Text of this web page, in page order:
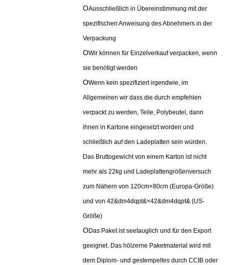
OAusschließlich in Übereinstimmung mit der
spezifischen Anweisung des Abnehmers in der
Verpackung
OWir können für Einzelverkauf verpacken, wenn
sie benötigt werden
OWenn kein spezifiziert irgendwie, im
Allgemeinen wir dass die durch empfehlen
verpackt zu werden, Teile, Polybeutel, dann
ihnen in Kartone eingesetzt worden und
schließlich auf den Ladeplatten sein würden.
Das Bruttogewicht von einem Karton ist nicht
mehr als 22kg und Ladeplattengrößenversuch
zum Nähern von 120cm×80cm (Europa-Größe)
und von 42&dm4dqpt&×42&dm4dqpt& (US-
Größe)
ODas Paket ist seetauglich und für den Export
geeignet. Das hölzerne Paketmaterial wird mit
dem Diplom- und gestempeltes durch CCIB oder